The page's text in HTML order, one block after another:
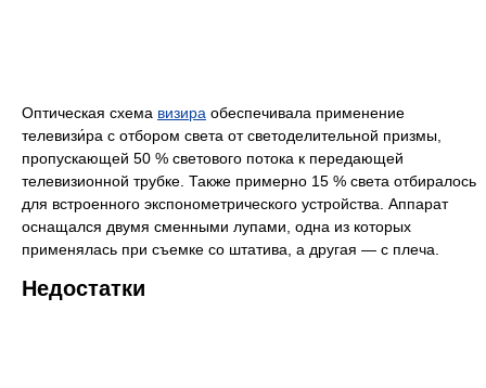
Оптическая схема визира обеспечивала применение
телевизи́ра с отбором света от светоделительной призмы,
пропускающей 50 % светового потока к передающей
телевизионной трубке. Также примерно 15 % света отбиралось
для встроенного экспонометрического устройства. Аппарат
оснащался двумя сменными лупами, одна из которых
применялась при съемке со штатива, а другая — с плеча.
Недостатки